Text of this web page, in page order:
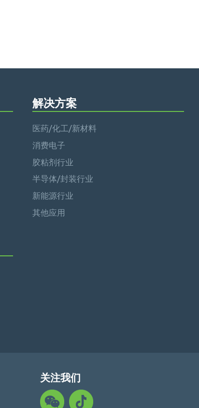
解决方案
医药/化工/新材料
消费电子
胶粘剂行业
半导体/封装行业
新能源行业
其他应用
关注我们